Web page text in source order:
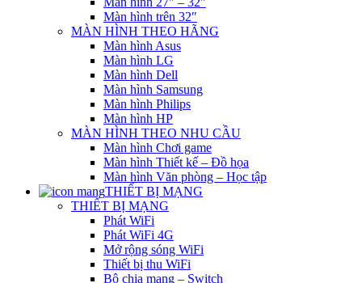
Màn hình trên 32″
MÀN HÌNH THEO HÃNG
Màn hình Asus
Màn hình LG
Màn hình Dell
Màn hình Samsung
Màn hình Philips
Màn hình HP
MÀN HÌNH THEO NHU CẦU
Màn hình Chơi game
Màn hình Thiết kế – Đồ họa
Màn hình Văn phòng – Học tập
THIẾT BỊ MẠNG
THIẾT BỊ MẠNG
Phát WiFi
Phát WiFi 4G
Mở rộng sóng WiFi
Thiết bị thu WiFi
Bộ chia mạng – Switch